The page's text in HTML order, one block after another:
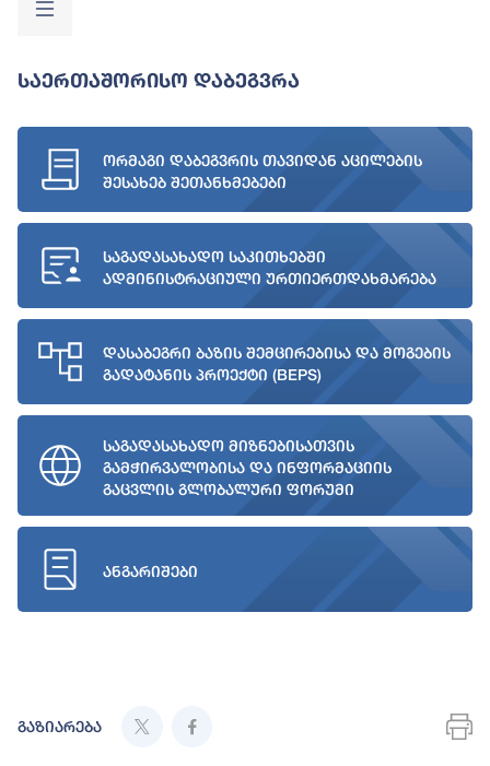
Საერთაშორისო Დაბეგვრა
ორმაგი დაბეგვრის თავიდან აცილების
შესახებ შეთანხმებები
საგადასახადო საკითხებში
ადმინისტრაციული ურთიერთდახმარება
დასაბეგრი ბაზის შემცირებისა და მოგების
გადატანის პროექტი (BEPS)
საგადასახადო მიზნებისათვის
გამჭირვალობისა და ინფორმაციის
გაცვლის გლობალური ფორუმი
ანგარიშები
გაზიარება